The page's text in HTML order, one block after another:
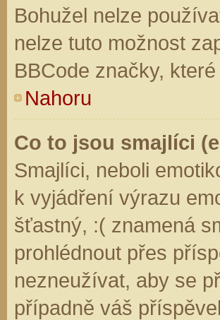
Bohužel nelze
nelze tuto možnost
BBCode značky,
Nahoru
Co to jsou smajlíci
Smajlíci, neboli
k vyjádření výrazu
šťastný, :( znamená
prohlédnout přes
nezneužívat, aby se
případně váš